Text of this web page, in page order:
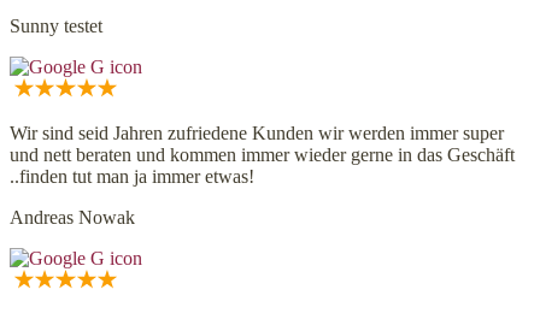
Sunny testet
Wir sind seid Jahren zufriedene Kunden wir werden immer super
und nett beraten und kommen immer wieder gerne in das Geschäft
..finden tut man ja immer etwas!
Andreas Nowak